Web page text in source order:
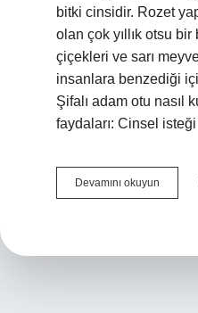
bitki cinsidir. Rozet
olan çok yıllık otsu
çiçekleri ve sarı
insanlara benzediği
Şifalı adam otu nasıl
faydaları: Cinsel
Devamını okuyun
Otu